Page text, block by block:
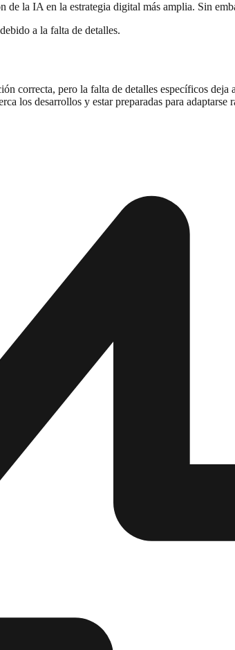
la IA en la estrategia digital más amplia. Sin
a la falta de detalles.
correcta, pero la falta de detalles específicos
los desarrollos y estar preparadas para adaptarse